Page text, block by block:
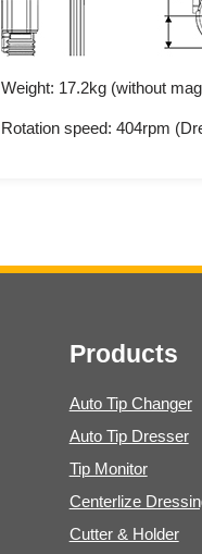
Weight: 17.2kg (without
Rotation speed: 404rpm
Products
Auto Tip Changer
Auto Tip Dresser
Tip Monitor
Centerlize
Cutter & Holder